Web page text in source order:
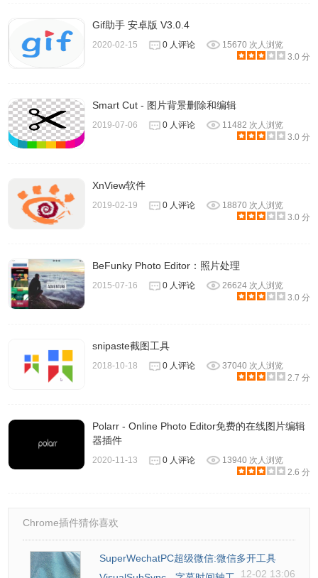
也可以设置它的效果半径。以下是模糊效果：
Gif助手 安卓版 V3.0.4
2020-02-15 0 人评论
15670 次人浏览
3.0 分
Smart Cut - 图片背景删除和编辑
2019-07-06 0 人评论
11482 次人浏览
3.0 分
XnView软件
2019-02-19 0 人评论
18870 次人浏览
3.0 分
BeFunky Photo Editor：照片处理
2015-07-16 0 人评论
26624 次人浏览
3.0 分
snipaste截图工具
2018-10-18 0 人评论
37040 次人浏览
2.7 分
Polarr - Online Photo Editor免费的在线图片编辑
器插件
2020-11-13 0 人评论
13940 次人浏览
2.6 分
Chrome插件猜你喜欢
SuperWechatPC超级微信:微信多开工具
12-02 13:06